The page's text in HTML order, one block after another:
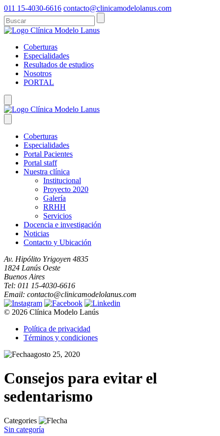
011 15-4030-6616 contacto@clinicamodelolanus.com
Coberturas
Especialidades
Resultados de estudios
Nosotros
PORTAL
Coberturas
Especialidades
Portal Pacientes
Portal staff
Nuestra clínica
Institucional
Proyecto 2020
Galería
RRHH
Servicios
Docencia e investigación
Noticias
Contacto y Ubicación
Av. Hipólito Yrigoyen 4835
1824 Lanús Oeste
Buenos Aires
Tel: 011 15-4030-6616
Email: contacto@clinicamodelolanus.com
© 2026 Clínica Modelo Lanús
Política de privacidad
Términos y condiciones
agosto 25, 2020
Consejos para evitar el
sedentarismo
Categories
Sin categoría